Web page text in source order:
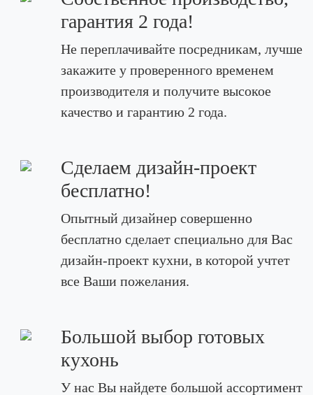
гарантия 2 года!
Не переплачивайте посредникам, лучше
закажите у проверенного временем
производителя и получите высокое
качество и гарантию 2 года.
Сделаем дизайн-проект
бесплатно!
Опытный дизайнер совершенно
бесплатно сделает специально для Вас
дизайн-проект кухни, в которой учтет
все Ваши пожелания.
Большой выбор готовых
кухонь
У нас Вы найдете большой ассортимент